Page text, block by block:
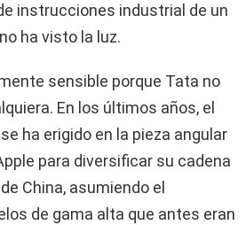
instrucciones industrial de un
ha visto la luz.
sensible porque Tata no
En los últimos años, el
ha erigido en la pieza angular
para diversificar su cadena
China, asumiendo el
de gama alta que antes eran